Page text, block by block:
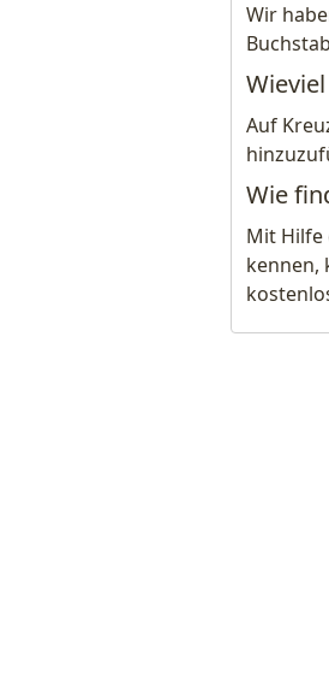
Wir
Auf
Wie
Mit Hilfe
kennen,